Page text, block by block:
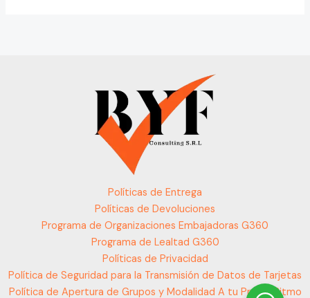
Políticas de Entrega
Políticas de Devoluciones
Programa de Organizaciones Embajadoras G360
Programa de Lealtad G360
Políticas de Privacidad
Política de Seguridad para la Transmisión de Datos de Tarjetas
Política de Apertura de Grupos y Modalidad A tu Propio Ritmo